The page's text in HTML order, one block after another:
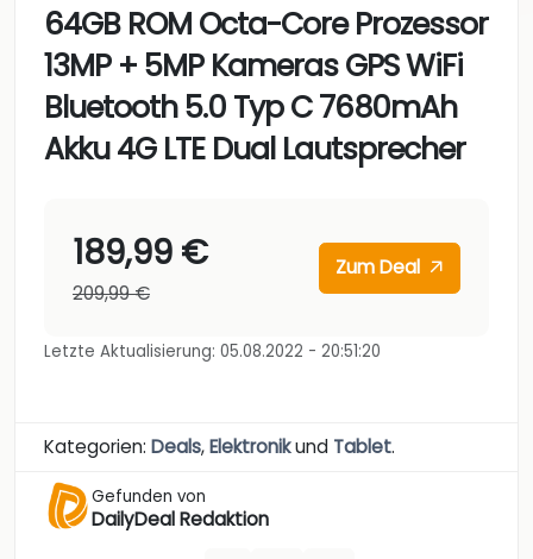
64GB ROM Octa-Core Prozessor
13MP + 5MP Kameras GPS WiFi
Bluetooth 5.0 Typ C 7680mAh
Akku 4G LTE Dual Lautsprecher
189,99 €
209,99 €
Zum Deal
Letzte Aktualisierung: 05.08.2022 - 20:51:20
Kategorien: Deals,Elektronikund Tablet.
Gefunden von
DailyDeal Redaktion